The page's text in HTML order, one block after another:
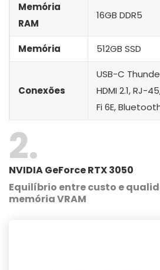
Memória
RAM
16GB DDR5
Memória 512GB SSD
Conexões
USB-C
HDMI 2.1, RJ-
Fi 6E,
2
NVIDIA GeForce RTX 3050
Equilíbrio entre custo e
memória VRAM